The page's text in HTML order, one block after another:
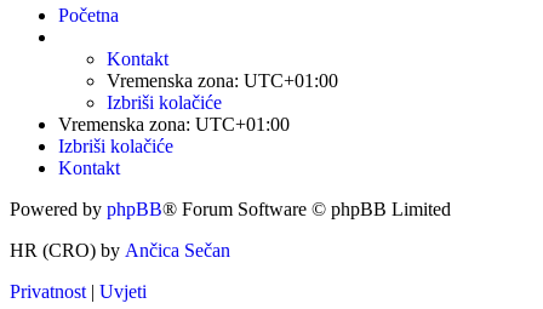
Početna
Kontakt
Vremenska zona: UTC+01:00
Izbriši kolačiće
Vremenska zona: UTC+01:00
Izbriši kolačiće
Kontakt
Powered by phpBB® Forum Software © phpBB Limited
HR (CRO) by Ančica Sečan
Privatnost | Uvjeti